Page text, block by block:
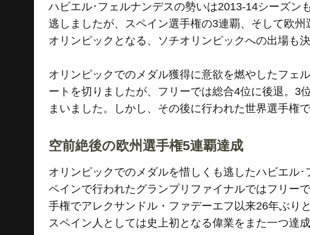
ハビエル･フェルナンデスの勢いは2013-14シーズン
逃しましたが、スペイン選手権の3連覇、そして欧
オリンピックとなる、ソチオリンピックへの出場も決
オリンピックでのメダル獲得に意欲を燃やしたフェ
ートを切りましたが、フリーでは総合4位に後退。3
まいました。しかし、その後に行われた世界選手権
空前絶後の欧州選手権5連覇達成
オリンピックでのメダルを惜しくも逃したハビエル
ペインで行われたグランプリファイナルではフリー
手権でアレクサンドル・ファデーエフ以来26年ぶり
スペイン人としては史上初となる偉業をまた一つ達成